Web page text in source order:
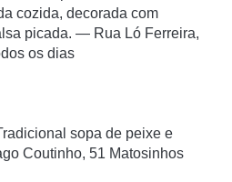
cozida, decorada com
picada. — Rua Ló Ferreira,
os dias
sopa de peixe e
Coutinho, 51 Matosinhos